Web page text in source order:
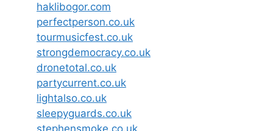
haklibogor.com
perfectperson.co.uk
tourmusicfest.co.uk
strongdemocracy.co.uk
dronetotal.co.uk
partycurrent.co.uk
lightalso.co.uk
sleepyguards.co.uk